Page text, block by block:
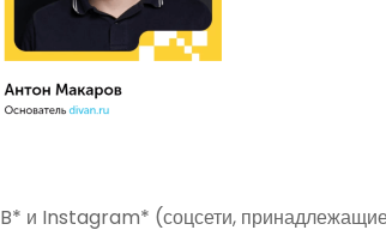
и Instagram* (соцсети,